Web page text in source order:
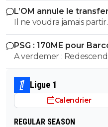
L’OM annule le
Il ne voudra jamais
Marseille. Il est cramé
PSG : 170ME pour
A verdemer :
Ligue 1
Calendrier
REGULAR SEASON